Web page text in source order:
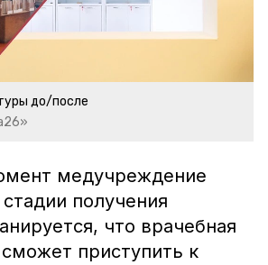
до/после
медучреждение
получения
что врачебная
приступить к